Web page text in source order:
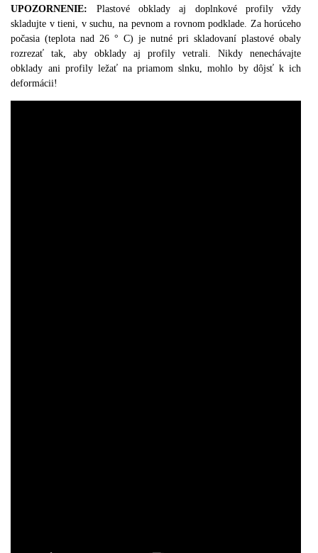
UPOZORNENIE: Plastové obklady aj doplnkové profily vždy
skladujte v tieni, v suchu, na pevnom a rovnom podklade. Za horúceho
počasia (teplota nad 26 ° C) je nutné pri skladovaní plastové obaly
rozrezať tak, aby obklady aj profily vetrali. Nikdy nenechávajte
obklady ani profily ležať na priamom slnku, mohlo by dôjsť k ich
deformácii!